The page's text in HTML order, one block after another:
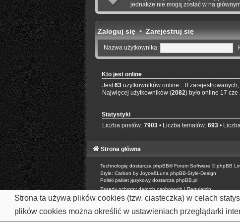
Strona ta używa plików cookies (tzw. ciasteczka) w celach
plików cookies można określić w ustawieniach przeglądarki
jednakże nie mogą zostać w na
Zaloguj się•Zarejestruj się
Nazwa użytkownika:
Kto jest online
Jest63 użytkowników online :: 0
Najwięcej użytkowników (2082) było online 17
Statystyki
Liczba postów:7903 • Liczba tematów:693 •
Strona główna
Technologię dostarcza phpBB® Forum Software © phpBB
Style: Carbon by Joyce&Luna phpBB-Style-Design
Polski pakiet językowy dostarcza phpBB.pl
Zasady ochrony danych osobowych |Regulamin